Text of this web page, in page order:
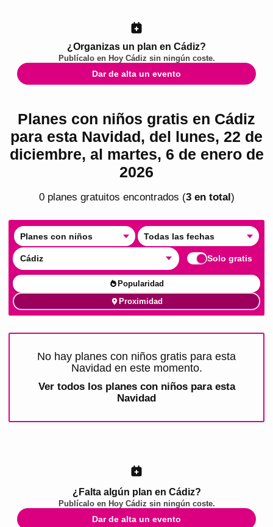
¿Organizas un plan en Cádiz?
Publícalo en Hoy Cádiz sin ningún coste.
Dar de alta un evento
Planes con niños gratis en Cádiz
para esta Navidad, del lunes, 22 de
diciembre, al martes, 6 de enero de
2026
0planes gratuitos encontrados (3en total)
Planes con niños Todas las fechas
Cádiz Solo gratis
Popularidad
Proximidad
No hay planes con niños gratis para esta
Navidad en este momento.
Ver todos los planes con niños para esta
Navidad
¿Falta algún plan en Cádiz?
Publícalo en Hoy Cádiz sin ningún coste.
Dar de alta un evento